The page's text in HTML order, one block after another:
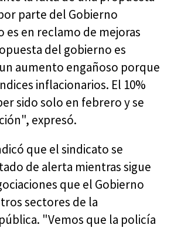
parte del Gobierno
es en reclamo de mejoras
del gobierno es
aumento engañoso porque
inflacionarios. El 10%
sido solo en febrero y se
expresó.
que el sindicato se
de alerta mientras sigue
que el Gobierno
sectores de la
"Vemos que la policía